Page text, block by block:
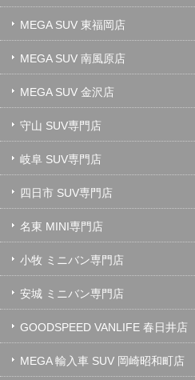
MEGA SUV 東福岡店
MEGA SUV 南風原店
MEGA SUV 金沢店
守山 SUV専門店
岐阜 SUV専門店
四日市 SUV専門店
名東 MINI専門店
小牧 ミニバン専門店
安城 ミニバン専門店
GOODSPEED VANLIFE 春日井店
MEGA 輸入車 SUV 岡崎昭和町店